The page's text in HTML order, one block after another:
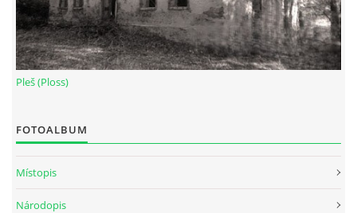
Pleš (Ploss)
FOTOALBUM
Místopis
Národopis